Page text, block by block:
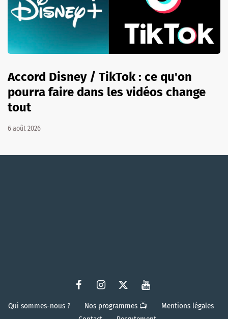
Accord Disney / TikTok : ce qu'on
pourra faire dans les vidéos change
tout
6 août 2026
Qui sommes-nous ? Nos programmes 📺
Mentions légales